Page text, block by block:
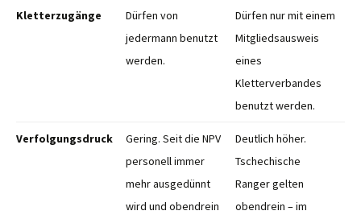
Kletterzugänge
Dürfen von
jedermann benutzt
werden.
Dürfen nur mit einem
Mitgliedsausweis
eines
Kletterverbandes
benutzt werden.
Verfolgungsdruck
Gering. Seit die NPV
personell immer
mehr ausgedünnt
wird und obendrein
Deutlich höher.
Tschechische
Ranger gelten
obendrein – im